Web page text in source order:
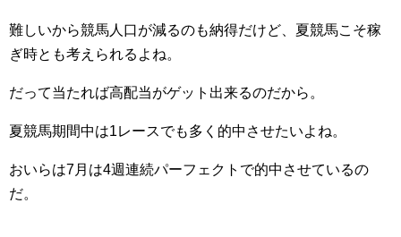
難しいから競馬人口が減るのも納得だけど、夏競馬こそ稼
ぎ時とも考えられるよね。
だって当たれば高配当がゲット出来るのだから。
夏競馬期間中は1レースでも多く的中させたいよね。
おいらは7月は4週連続パーフェクトで的中させているの
だ。